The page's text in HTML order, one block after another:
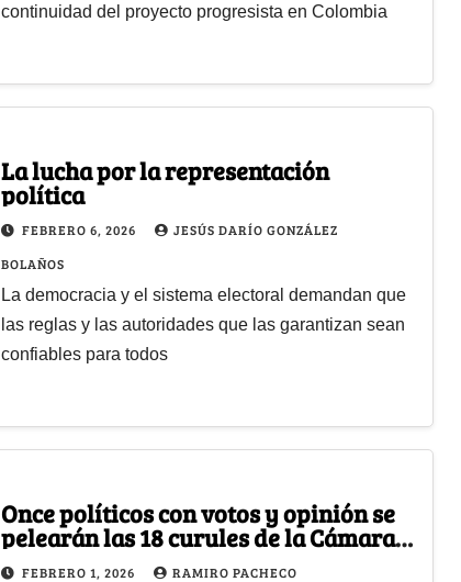
continuidad del proyecto progresista en Colombia
La lucha por la representación
política
FEBRERO 6, 2026
JESÚS DARÍO GONZÁLEZ
BOLAÑOS
La democracia y el sistema electoral demandan que
las reglas y las autoridades que las garantizan sean
confiables para todos
Once políticos con votos y opinión se
pelearán las 18 curules de la Cámara
de Representantes por Bogotá
FEBRERO 1, 2026 RAMIRO PACHECO